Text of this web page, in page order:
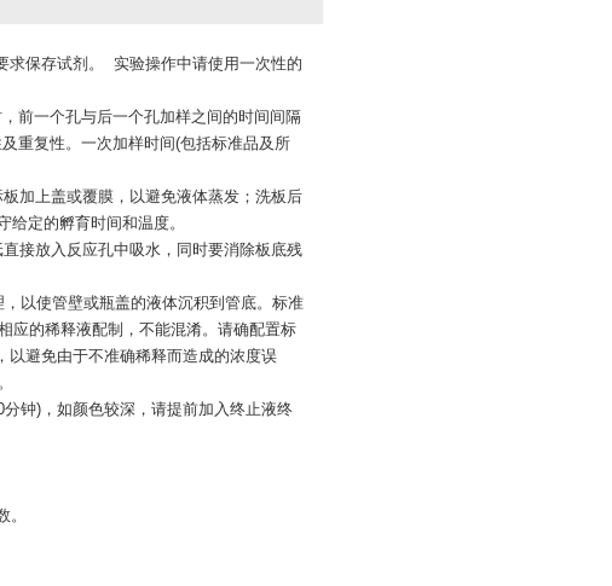
求保存试剂。 实验操作中请使用一次性的
前一个孔与后一个孔加样之间的时间间隔
重复性。一次加样时间(包括标准品及所
加上盖或覆膜，以避免液体蒸发；洗板后
定的孵育时间和温度。
接放入反应孔中吸水，同时要消除板底残
以使管壁或瓶盖的液体沉积到管底。标准
应的稀释液配制，不能混淆。请确配置标
以避免由于不准确稀释而造成的浓度误
钟)，如颜色较深，请提前加入终止液终